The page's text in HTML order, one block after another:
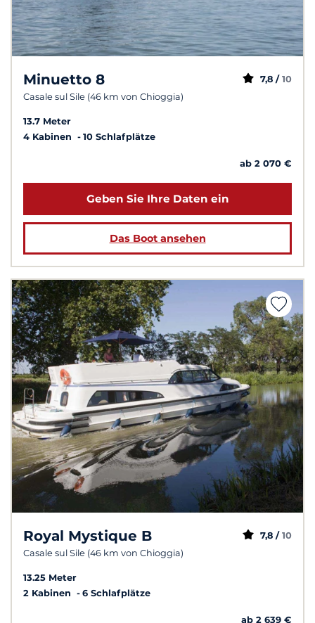
Minuetto 8
Casale sul Sile (46 km von Chioggia)
7,8 / 10
13.7 Meter
4 Kabinen
10 Schlafplätze
ab 2 070 €
Geben Sie Ihre Daten ein
Das Boot ansehen
Royal Mystique B
Casale sul Sile (46 km von Chioggia)
7,8 / 10
13.25 Meter
2 Kabinen
6 Schlafplätze
ab 2 639 €